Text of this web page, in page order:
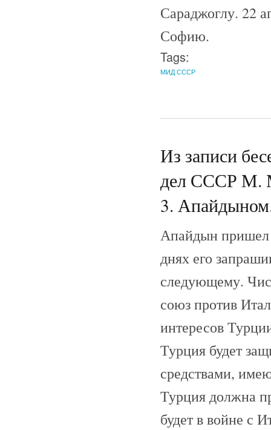
Сараджоглу. 22
Софию.
Tags:
МИД СССР
Из записи
дел СССР М.
3.
Апайдын пришел
днях его
следующему.
союз против
интересов
Турция будет
средствами,
Турция должна
будет в войне с